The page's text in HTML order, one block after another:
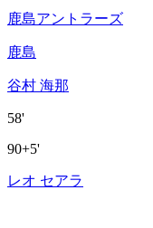
鹿島アントラーズ
鹿島
谷村 海那
58'
90+5'
レオ セアラ